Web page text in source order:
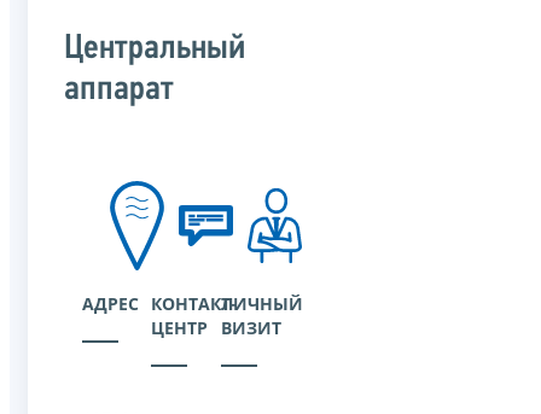
Центральный
аппарат
АДРЕС КОНТАКТ-
ЦЕНТР
ЛИЧНЫЙ
ВИЗИТ